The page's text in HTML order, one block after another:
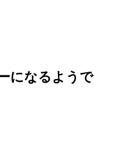
になるようで